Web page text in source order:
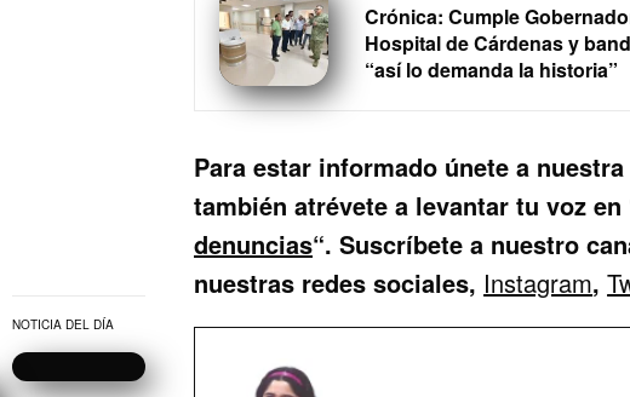
NOTICIA DEL DÍA
Crónica: Cumple
Hospital de Cárdenas y
“así lo demanda la historia”
Para estar informado únete a
también atrévete a levantar tu voz en
denuncias“.Suscríbete a nuestro
nuestras redes sociales, Instagram,